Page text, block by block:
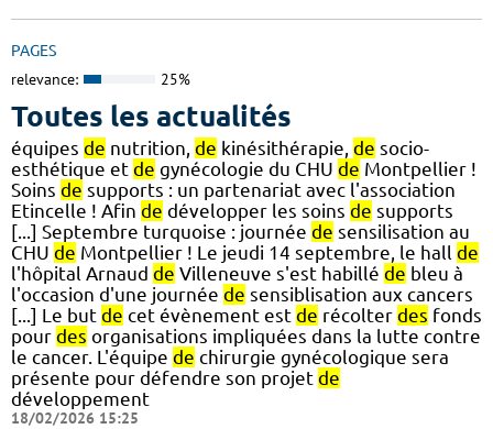
PAGES
relevance: 25%
Toutes les actualités
équipes de nutrition, de kinésithérapie, de socio-
esthétique et de gynécologie du CHU de Montpellier !
Soins de supports : un partenariat avec l'association
Etincelle ! Afin de développer les soins de supports
[...] Septembre turquoise : journée de sensilisation au
CHU de Montpellier ! Le jeudi 14 septembre, le hall de
l'hôpital Arnaud de Villeneuve s'est habillé de bleu à
l'occasion d'une journée de sensiblisation aux cancers
[...] Le but de cet évènement est de récolter des fonds
pour des organisations impliquées dans la lutte contre
le cancer. L'équipe de chirurgie gynécologique sera
présente pour défendre son projet de
développement
18/02/2026 15:25